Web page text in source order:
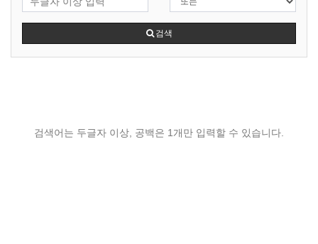
검색
검색어는 두글자 이상, 공백은 1개만 입력할 수 있습니다.